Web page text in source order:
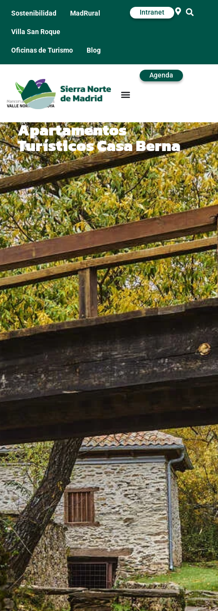
Sostenibilidad MadRural
Villa San Roque
Oficinas de Turismo Blog
Intranet
Agenda
Apartamentos
Turísticos Casa Berna